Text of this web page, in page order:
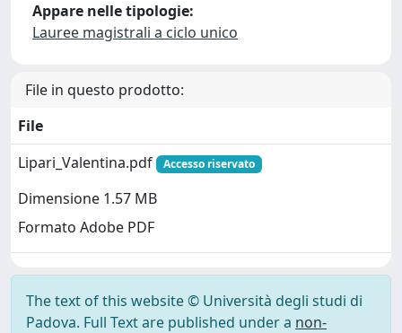
Appare nelle tipologie:
Lauree magistrali a ciclo unico
File in questo prodotto:
File
Lipari_Valentina.pdf
Accesso riservato
Dimensione 1.57 MB
Formato Adobe PDF
The text of this website © Università degli studi di
Padova. Full Text are published under a non-